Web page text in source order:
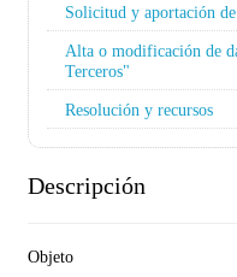
Solicitud y aportación
Alta o modificación de
Terceros"
Resolución y recursos
Descripción
Objeto